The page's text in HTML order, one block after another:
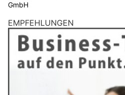
GmbH
EMPFEHLUNGEN